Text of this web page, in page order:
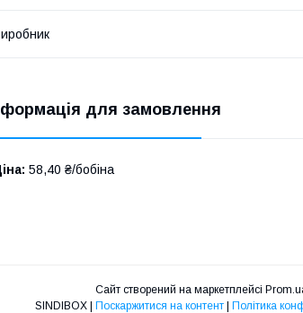
для замовлення
58,40 ₴/бобіна
Сайт створений на маркетплейсі
Поскаржитися на контент Політика